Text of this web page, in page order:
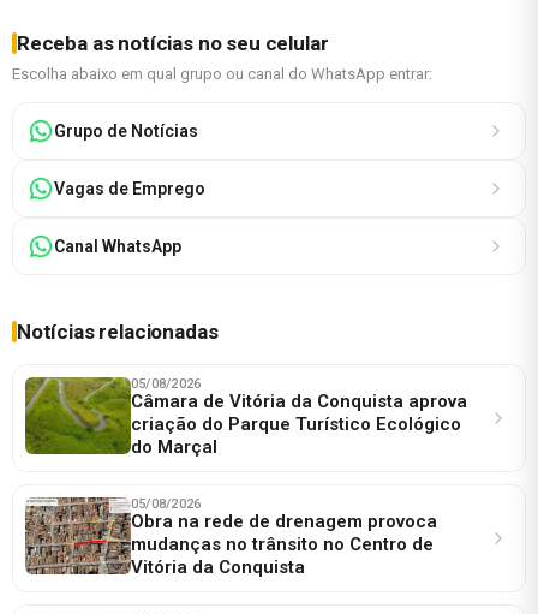
Receba as notícias no seu celular
Escolha abaixo em qual grupo ou canal do WhatsApp entrar:
Grupo de Notícias
Vagas de Emprego
Canal WhatsApp
Notícias relacionadas
05/08/2026
Câmara de Vitória da Conquista aprova
criação do Parque Turístico Ecológico
do Marçal
05/08/2026
Obra na rede de drenagem provoca
mudanças no trânsito no Centro de
Vitória da Conquista